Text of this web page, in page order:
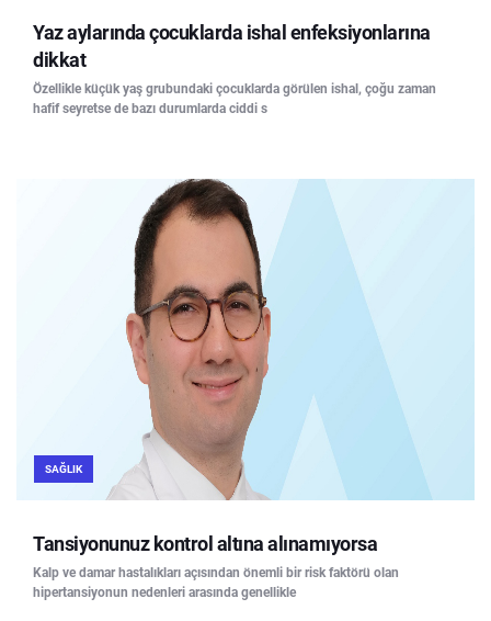
Yaz aylarında çocuklarda ishal enfeksiyonlarına
dikkat
Özellikle küçük yaş grubundaki çocuklarda görülen ishal, çoğu zaman
hafif seyretse de bazı durumlarda ciddi s
SAĞLIK
Tansiyonunuz kontrol altına alınamıyorsa
Kalp ve damar hastalıkları açısından önemli bir risk faktörü olan
hipertansiyonun nedenleri arasında genellikle